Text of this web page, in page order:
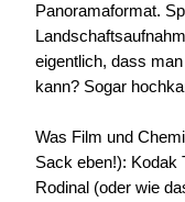
Panoramaformat.
eigentlich, dass
kann? Sogar
Was Film und
Sack eben!): Kodak
Rodinal (oder wie